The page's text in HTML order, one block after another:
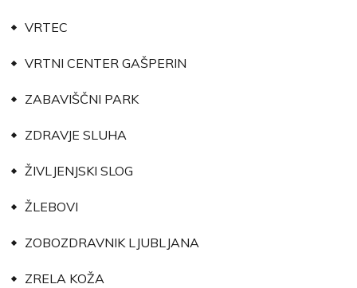
VRTEC
VRTNI CENTER GAŠPERIN
ZABAVIŠČNI PARK
ZDRAVJE SLUHA
ŽIVLJENJSKI SLOG
ŽLEBOVI
ZOBOZDRAVNIK LJUBLJANA
ZRELA KOŽA